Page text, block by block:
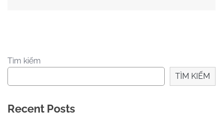
Tìm kiếm
TÌM KIẾM
Recent Posts